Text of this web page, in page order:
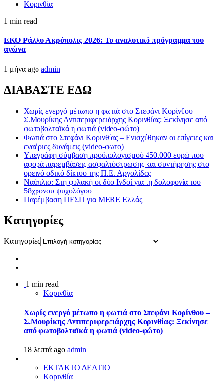
Κορινθία
1 min read
ΕΚΟ Ράλλυ Ακρόπολις 2026: Το αναλυτικό πρόγραμμα του
αγώνα
1 μήνα ago admin
ΔΙΑΒΑΣΤΕ ΕΔΩ
Χωρίς ενεργό μέτωπο η φωτιά στο Στεφάνι Κορίνθου –
Σ.Μουρίκης Αντιπεριφερειάρχης Κορινθίας: Ξεκίνησε από
φωτοβολταϊκά η φωτιά (video-φώτο)
Φωτιά στο Στεφάνι Κορινθίας – Ενισχύθηκαν οι επίγειες και
εναέριες δυνάμεις (video-φωτο)
Υπεγράφη σύμβαση προϋπολογισμού 450.000 ευρώ που
αφορά παρεμβάσεις ασφαλτόστρωσης και συντήρησης στο
ορεινό οδικό δίκτυο της Π.Ε. Αργολίδας
Ναύπλιο: Στη φυλακή οι δύο Ινδοί για τη δολοφονία του
58χρονου ψυχολόγου
Παρέμβαση ΠΕΣΠ για MERE Ελλάς
Kατηγορίες
Kατηγορίες
1 min read
Κορινθία
Χωρίς ενεργό μέτωπο η φωτιά στο Στεφάνι Κορίνθου –
Σ.Μουρίκης Αντιπεριφερειάρχης Κορινθίας: Ξεκίνησε
από φωτοβολταϊκά η φωτιά (video-φώτο)
18 λεπτά ago admin
ΕΚΤΑΚΤΟ ΔΕΛΤΙΟ
Κορινθία